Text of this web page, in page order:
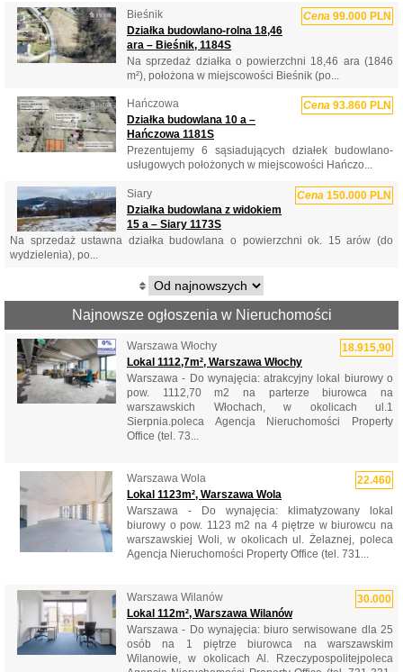
Bieśnik Cena 99.000 PLN
Działka budowlano-rolna 18,46
ara – Bieśnik, 1184S
Na sprzedaż działka o powierzchni 18,46 ara (1846
m²), położona w miejscowości Bieśnik (po...
Hańczowa Cena 93.860 PLN
Działka budowlana 10 a –
Hańczowa 1181S
Prezentujemy 6 sąsiadujących działek budowlano-
usługowych położonych w miejscowości Hańczo...
Siary Cena 150.000 PLN
Działka budowlana z widokiem
15 a – Siary 1173S
Na sprzedaż ustawna działka budowlana o powierzchni ok. 15 arów (do
wydzielenia), po...
Najnowsze ogłoszenia w Nieruchomości
18.915,90
Warszawa Włochy
Lokal 1112,7m², Warszawa Włochy
Warszawa - Do wynajęcia: atrakcyjny lokal biurowy o
pow. 1112,70 m2 na parterze biurowca na
warszawskich Włochach, w okolicach ul.1
Sierpnia.poleca Agencja Nieruchomości Property
Office (tel. 73...
22.460
Warszawa Wola
Lokal 1123m², Warszawa Wola
Warszawa - Do wynajęcia: klimatyzowany lokal
biurowy o pow. 1123 m2 na 4 piętrze w biurowcu na
warszawskiej Woli, w okolicach ul. Żelaznej, poleca
Agencja Nieruchomości Property Office (tel. 731...
30.000
Warszawa Wilanów
Lokal 112m², Warszawa Wilanów
Warszawa - Do wynajęcia: biuro serwisowane dla 25
osób na 1 piętrze biurowca na warszawskim
Wilanowie, w okolicach Al. Rzeczypospolitejpoleca